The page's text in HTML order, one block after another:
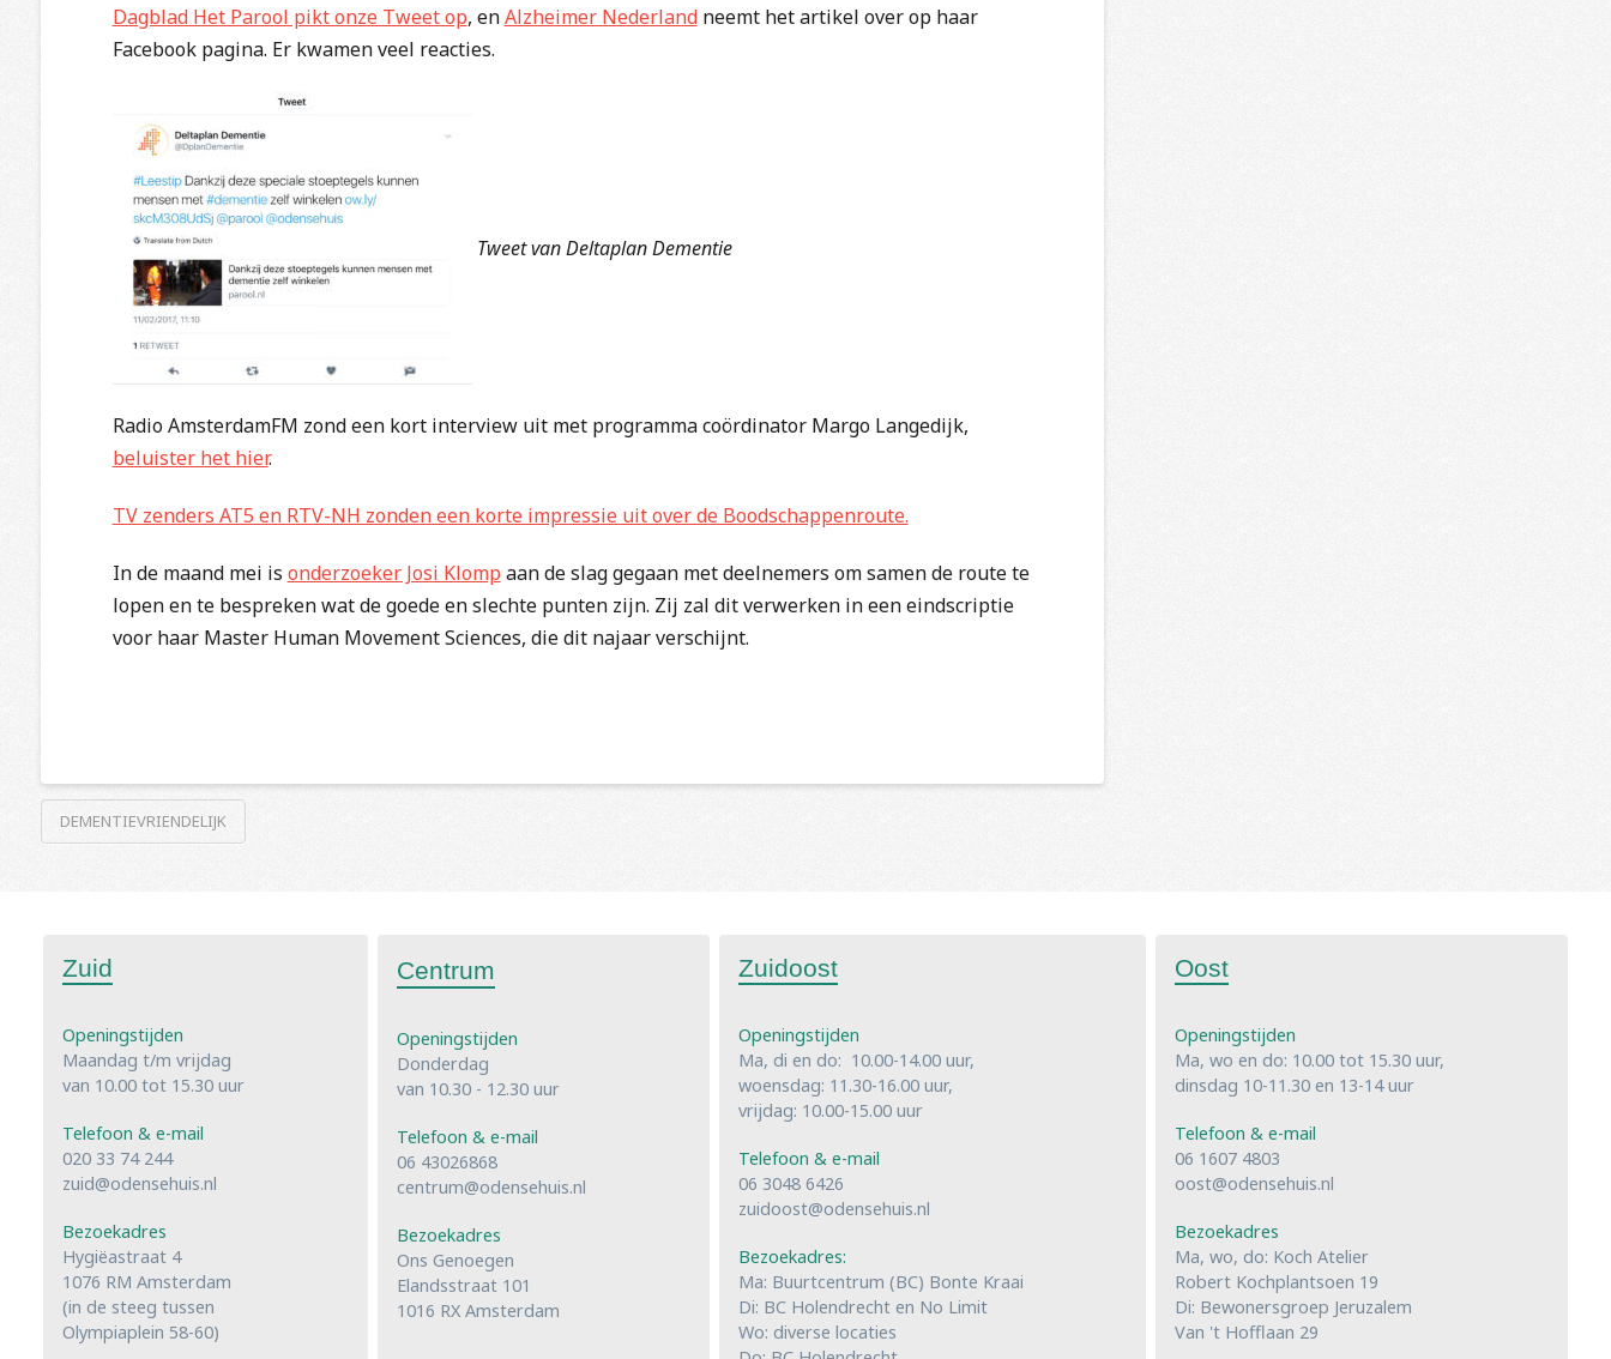
Dagblad Het Parool pikt onze Tweet op, enAlzheimer Nederlandneemt het artikel over op haar
Facebook pagina. Er kwamen veel reacties.
Tweet van Deltaplan Dementie
Radio AmsterdamFM zond een kort interview uit met programma coördinator Margo Langedijk,
beluister het hier.
TV zenders AT5 en RTV-NH zonden een korte impressie uit over de Boodschappenroute.
In de maand mei is onderzoeker Josi Klomp aan de slag gegaan met deelnemers om samen de route te
lopen en te bespreken wat de goede en slechte punten zijn. Zij zal dit verwerken in een eindscriptie
voor haar Master Human Movement Sciences, die dit najaar verschijnt.
DEMENTIEVRIENDELIJK
Zuid
Openingstijden
Maandag t/m vrijdag
van 10.00 tot 15.30 uur
Telefoon & e-mail
020 33 74 244
zuid@odensehuis.nl
Bezoekadres
Hygiëastraat 4
1076 RM Amsterdam
(in de steeg tussen
Olympiaplein 58-60)
Centrum
Openingstijden
Donderdag
van 10.30 - 12.30 uur
Telefoon & e-mail
06 43026868
centrum@odensehuis.nl
Bezoekadres
Ons Genoegen
Elandsstraat 101
1016 RX Amsterdam
Zuidoost
Openingstijden
Ma, di en do: 10.00-14.00 uur,
woensdag: 11.30-16.00 uur,
vrijdag: 10.00-15.00 uur
Telefoon & e-mail
06 3048 6426
zuidoost@odensehuis.nl
Bezoekadres:
Ma: Buurtcentrum (BC) Bonte Kraai
Di: BC Holendrecht en No Limit
Wo: diverse locaties
Oost
Openingstijden
Ma, wo en do: 10.00 tot 15.30 uur,
dinsdag 10-11.30 en 13-14 uur
Telefoon & e-mail
06 1607 4803
oost@odensehuis.nl
Bezoekadres
Ma, wo, do: Koch Atelier
Robert Kochplantsoen 19
Di: Bewonersgroep Jeruzalem
Van 't Hofflaan 29